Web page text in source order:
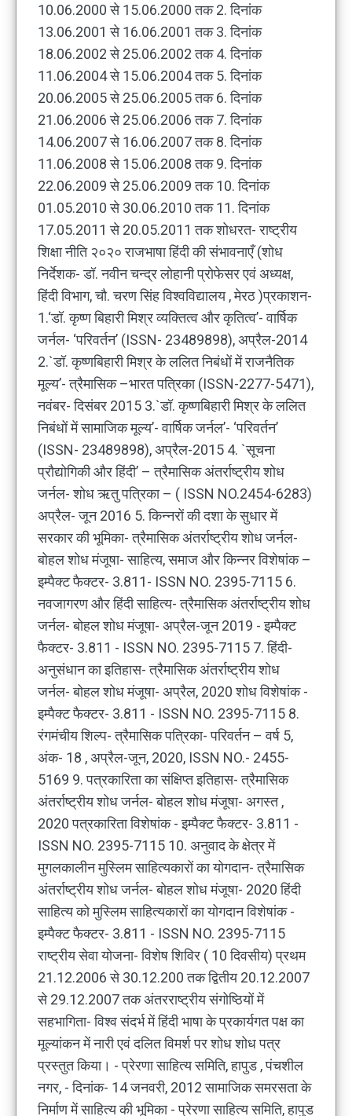
10.06.2000 से 15.06.2000 तक 2. दिनांक
13.06.2001 से 16.06.2001 तक 3. दिनांक
18.06.2002 से 25.06.2002 तक 4. दिनांक
11.06.2004 से 15.06.2004 तक 5. दिनांक
20.06.2005 से 25.06.2005 तक 6. दिनांक
21.06.2006 से 25.06.2006 तक 7. दिनांक
14.06.2007 से 16.06.2007 तक 8. दिनांक
11.06.2008 से 15.06.2008 तक 9. दिनांक
22.06.2009 से 25.06.2009 तक 10. दिनांक
01.05.2010 से 30.06.2010 तक 11. दिनांक
17.05.2011 से 20.05.2011 तक शोधरत- राष्ट्रीय
शिक्षा नीति २०२० राजभाषा हिंदी की संभावनाएँ (शोध
निर्देशक- डॉ. नवीन चन्द्र लोहानी प्रोफेसर एवं अध्यक्ष,
हिंदी विभाग, चौ. चरण सिंह विश्वविद्यालय , मेरठ )प्रकाशन-
1.‘डॉ. कृष्ण बिहारी मिश्र व्यक्तित्व और कृतित्व’- वार्षिक
जर्नल- ‘परिवर्तन’ (ISSN- 23489898), अप्रैल-2014
2.`डॉ. कृष्णबिहारी मिश्र के ललित निबंधों में राजनैतिक
मूल्य’- त्रैमासिक –भारत पत्रिका (ISSN-2277-5471),
नवंबर- दिसंबर 2015 3.`डॉ. कृष्णबिहारी मिश्र के ललित
निबंधों में सामाजिक मूल्य’- वार्षिक जर्नल’- ‘परिवर्तन’
(ISSN- 23489898), अप्रैल-2015 4. `सूचना
प्रौद्योगिकी और हिंदी’ – त्रैमासिक अंतर्राष्ट्रीय शोध
जर्नल- शोध ऋतु पत्रिका – ( ISSN NO.2454-6283)
अप्रैल- जून 2016 5. किन्नरों की दशा के सुधार में
सरकार की भूमिका- त्रैमासिक अंतर्राष्ट्रीय शोध जर्नल-
बोहल शोध मंजूषा- साहित्य, समाज और किन्नर विशेषांक –
इम्पैक्ट फैक्टर- 3.811- ISSN NO. 2395-7115 6.
नवजागरण और हिंदी साहित्य- त्रैमासिक अंतर्राष्ट्रीय शोध
जर्नल- बोहल शोध मंजूषा- अप्रैल-जून 2019 - इम्पैक्ट
फैक्टर- 3.811 - ISSN NO. 2395-7115 7. हिंदी-
अनुसंधान का इतिहास- त्रैमासिक अंतर्राष्ट्रीय शोध
जर्नल- बोहल शोध मंजूषा- अप्रैल, 2020 शोध विशेषांक -
इम्पैक्ट फैक्टर- 3.811 - ISSN NO. 2395-7115 8.
रंगमंचीय शिल्प- त्रैमासिक पत्रिका- परिवर्तन – वर्ष 5,
अंक- 18 , अप्रैल-जून, 2020, ISSN NO.- 2455-
5169 9. पत्रकारिता का संक्षिप्त इतिहास- त्रैमासिक
अंतर्राष्ट्रीय शोध जर्नल- बोहल शोध मंजूषा- अगस्त ,
2020 पत्रकारिता विशेषांक - इम्पैक्ट फैक्टर- 3.811 -
ISSN NO. 2395-7115 10. अनुवाद के क्षेत्र में
मुगलकालीन मुस्लिम साहित्यकारों का योगदान- त्रैमासिक
अंतर्राष्ट्रीय शोध जर्नल- बोहल शोध मंजूषा- 2020 हिंदी
साहित्य को मुस्लिम साहित्यकारों का योगदान विशेषांक -
इम्पैक्ट फैक्टर- 3.811 - ISSN NO. 2395-7115
राष्ट्रीय सेवा योजना- विशेष शिविर ( 10 दिवसीय) प्रथम
21.12.2006 से 30.12.200 तक द्वितीय 20.12.2007
से 29.12.2007 तक अंतरराष्ट्रीय संगोष्ठियों में
सहभागिता- विश्व संदर्भ में हिंदी भाषा के प्रकार्यगत पक्ष का
मूल्यांकन में नारी एवं दलित विमर्श पर शोध शोध पत्र
प्रस्तुत किया। - प्रेरणा साहित्य समिति, हापुड , पंचशील
नगर, - दिनांक- 14 जनवरी, 2012 सामाजिक समरसता के
निर्माण में साहित्य की भूमिका - प्रेरणा साहित्य समिति, हापुड